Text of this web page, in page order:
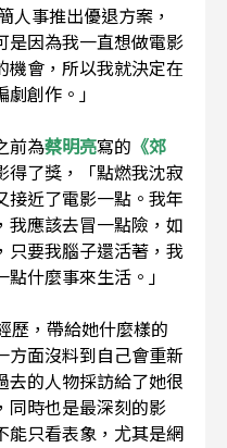
人事推出優退方案，
是因為我一直想做電影
機會，所以我就決定在
創作。」
前為蔡明亮寫的 《郊
得了獎，「點燃我沈寂
接近了電影一點。我年
我應該去冒一點險，如
只要我腦子還活著，我
什麼事來生活。」
歷，帶給她什麼樣的
方面沒料到自己會重新
去的人物採訪給了她很
同時也是最深刻的影
能只看表象，尤其是網